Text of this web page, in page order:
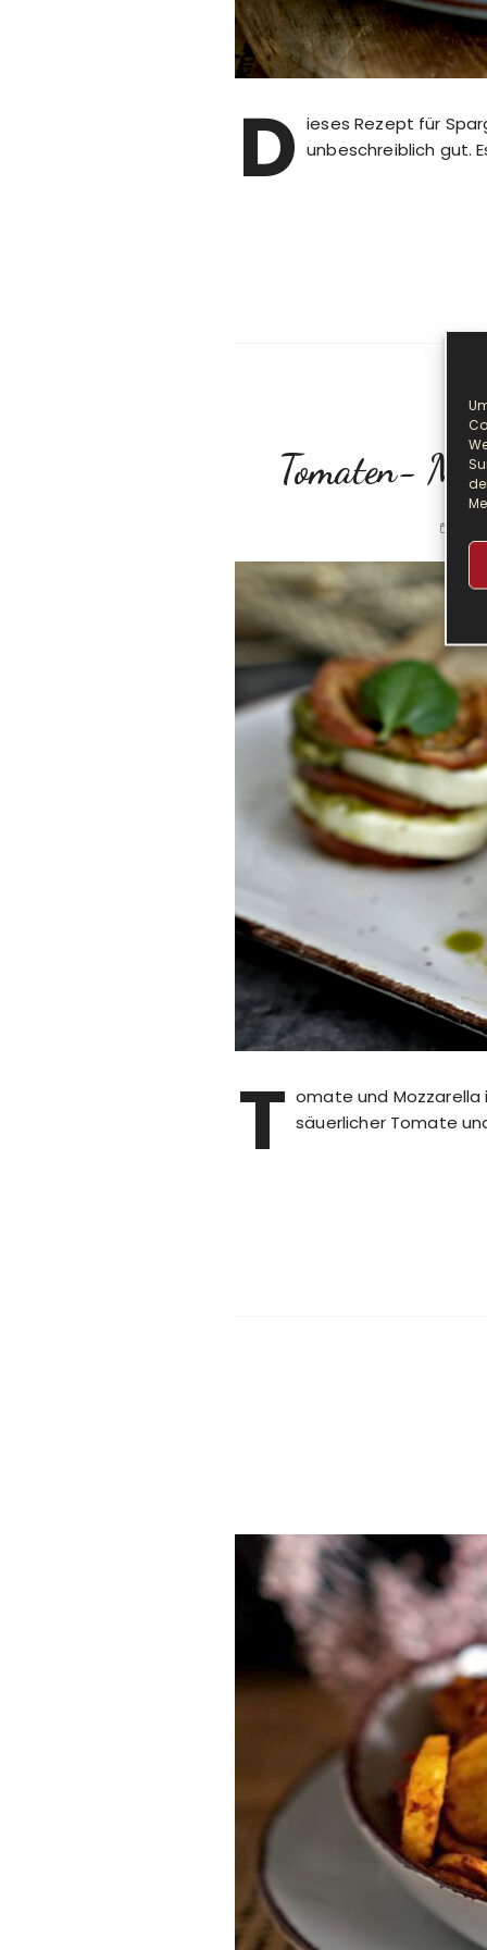
D ieses Rezept für
unbeschreiblich gut.
Tomaten-
T omate und Mozzarella
säuerlicher Tomate